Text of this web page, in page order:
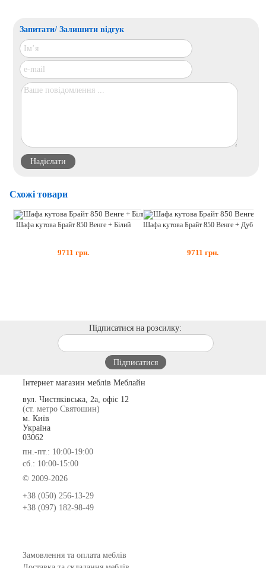
Запитати/ Залишити відгук
Схожі товари
Шафа кутова Брайт 850 Венге + Білий
9711 грн. 9711 грн.
Підписатися на розсилку:
Інтернет магазин меблів Меблайн
вул. Чистяківська, 2а, офіс 12
(ст. метро Святошин)
м. Київ
Україна
03062
пн.-пт.: 10:00-19:00
сб.: 10:00-15:00
© 2009-2026
+38 (050) 256-13-29
+38 (097) 182-98-49
Замовлення та оплата меблів